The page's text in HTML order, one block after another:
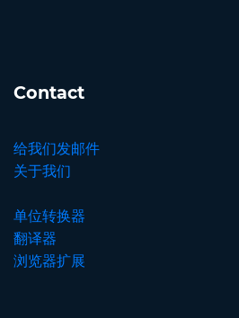
Contact
给我们发邮件
关于我们
单位转换器
翻译器
浏览器扩展